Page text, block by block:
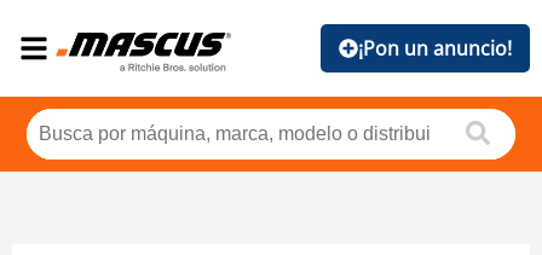
¡Pon un anuncio!